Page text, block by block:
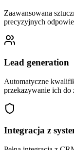
Zaawansowana
precyzyjnych
Lead generation
Automatyczne
przekazywanie ich do
Integracja z